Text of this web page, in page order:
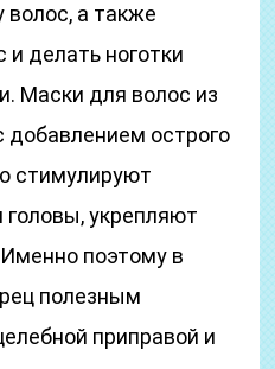
волос, а также
и делать ноготки
Маски для волос из
добавлением острого
стимулируют
укрепляют
поэтому в
полезным
приправой и